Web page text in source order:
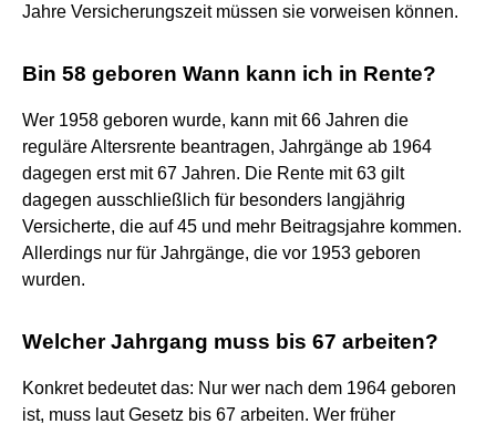
Jahre Versicherungszeit müssen sie vorweisen können.
Bin 58 geboren Wann kann ich in Rente?
Wer 1958 geboren wurde, kann mit 66 Jahren die
reguläre Altersrente beantragen, Jahrgänge ab 1964
dagegen erst mit 67 Jahren. Die Rente mit 63 gilt
dagegen ausschließlich für besonders langjährig
Versicherte, die auf 45 und mehr Beitragsjahre kommen.
Allerdings nur für Jahrgänge, die vor 1953 geboren
wurden.
Welcher Jahrgang muss bis 67 arbeiten?
Konkret bedeutet das: Nur wer nach dem 1964 geboren
ist, muss laut Gesetz bis 67 arbeiten. Wer früher